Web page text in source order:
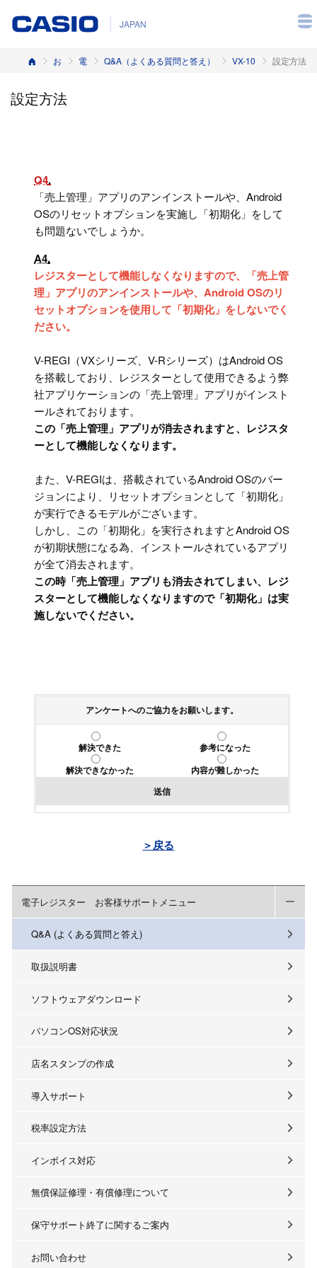
JAPAN
ホーム お客様サポート 電子レジスター Q&A（よくある質問と答え） VX-10 設定方法
設定方法
Q4
「売上管理」アプリのアンインストールや、Android
OSのリセットオプションを実施し「初期化」をして
も問題ないでしょうか。
A4
レジスターとして機能しなくなりますので、「売上管
理」アプリのアンインストールや、Android OSのリ
セットオプションを使用して「初期化」をしないでく
ださい。
V-REGI（VXシリーズ、V-Rシリーズ）はAndroid OS
を搭載しており、レジスターとして使用できるよう弊
社アプリケーションの「売上管理」アプリがインスト
ールされております。
この「売上管理」アプリが消去されますと、レジスタ
ーとして機能しなくなります。
また、V-REGIは、搭載されているAndroid OSのバー
ジョンにより、リセットオプションとして「初期化」
が実行できるモデルがございます。
しかし、この「初期化」を実行されますとAndroid OS
が初期状態になる為、インストールされているアプリ
が全て消去されます。
この時「売上管理」アプリも消去されてしまい、レジ
スターとして機能しなくなりますので「初期化」は実
施しないでください。
アンケートへのご協力をお願いします。
解決できた
参考になった
解決できなかった
内容が難しかった
送信
＞戻る
電子レジスター お客様サポートメニュー
Q&A (よくある質問と答え)
取扱説明書
ソフトウェアダウンロード
パソコンOS対応状況
店名スタンプの作成
導入サポート
税率設定方法
インボイス対応
無償保証修理・有償修理について
保守サポート終了に関するご案内
お問い合わせ